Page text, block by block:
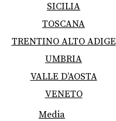
SICILIA
TOSCANA
TRENTINO ALTO ADIGE
UMBRIA
VALLE D’AOSTA
VENETO
Media